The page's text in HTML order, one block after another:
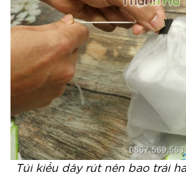
Túi kiểu dây rút nên bao trái